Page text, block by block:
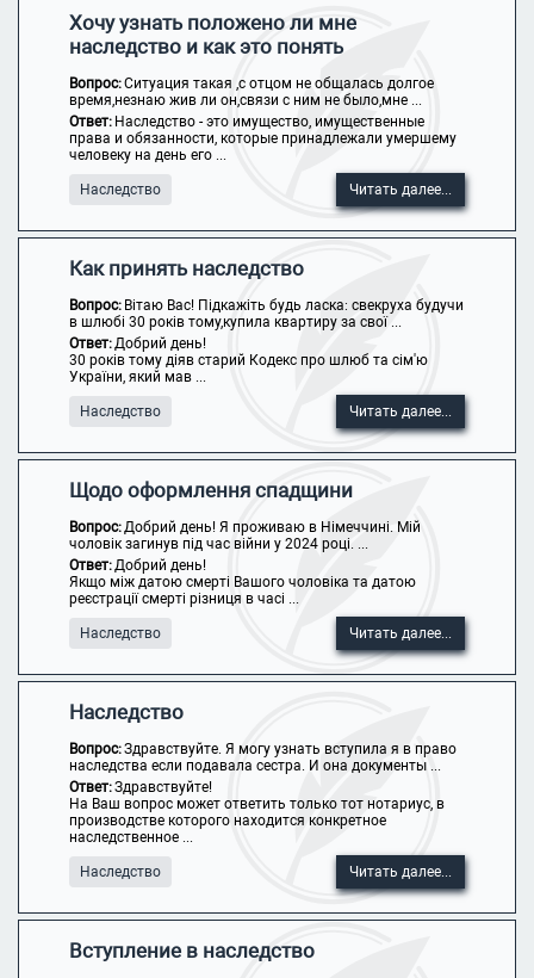
Хочу узнать положено ли мне
наследство и как это понять
Вопрос:Ситуация такая ,с отцом не общалась долгое
время,незнаю жив ли он,связи с ним не было,мне ...
Ответ: Наследство - это имущество, имущественные
права и обязанности, которые принадлежали умершему
человеку на день его ...
Наследство Читать далее...
Как принять наследство
Вопрос: Вітаю Вас! Підкажіть будь ласка: свекруха будучи
в шлюбі 30 років тому,купила квартиру за свої ...
Ответ:Добрий день!
30 років тому діяв старий Кодекс про шлюб та сім'ю
України, який мав ...
Наследство Читать далее...
Щодо оформлення спадщини
Вопрос:Добрий день! Я проживаю в Німеччині. Мій
чоловік загинув під час війни у 2024 році. ...
Ответ:Добрий день!
Якщо між датою смерті Вашого чоловіка та датою
реєстрації смерті різниця в часі ...
Наследство Читать далее...
Наследство
Вопрос:Здравствуйте. Я могу узнать вступила я в право
наследства если подавала сестра. И она документы ...
Ответ:Здравствуйте!
На Ваш вопрос может ответить только тот нотариус, в
производстве которого находится конкретное
наследственное ...
Наследство Читать далее...
Вступление в наследство